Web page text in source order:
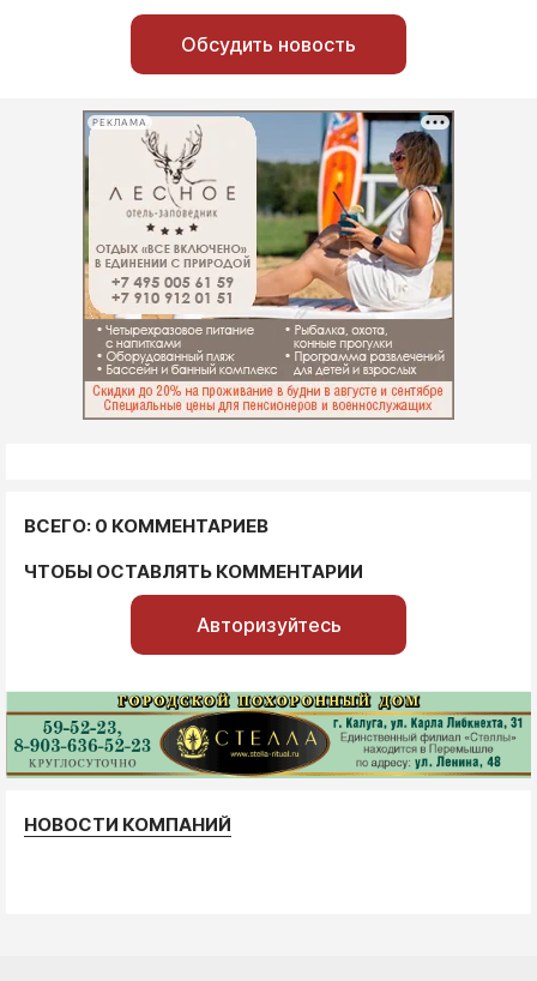
Обсудить новость
РЕКЛАМА
ВСЕГО: 0 КОММЕНТАРИЕВ
ЧТОБЫ ОСТАВЛЯТЬ КОММЕНТАРИИ
Авторизуйтесь
НОВОСТИ КОМПАНИЙ